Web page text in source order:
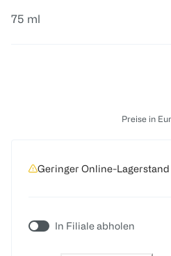
75 ml
Preise in
Geringer Online-Lagerstand
In Filiale abholen